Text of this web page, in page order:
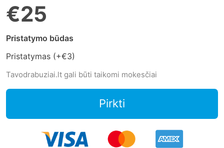
€25
Pristatymo būdas
Pristatymas (+€3)
Tavodrabuziai.lt gali būti taikomi mokesčiai
Pirkti